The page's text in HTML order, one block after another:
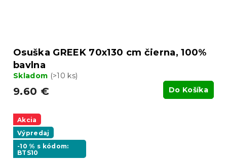
Osuška GREEK 70x130 cm čierna, 100%
bavlna
Skladom (>10 ks)
9.60 € Do Košíka
Akcia
Výpredaj
-10 % s kódom:
BTS10